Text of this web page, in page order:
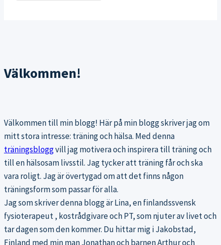
Välkommen!
Välkommen till min blogg! Här på min blogg skriver jag om
mitt stora intresse: träning och hälsa. Med denna
träningsbloggvill jag motivera och inspirera till träning och
till en hälsosam livsstil. Jag tycker att träning får och ska
vara roligt. Jag är övertygad om att det finns någon
träningsform som passar för alla.
Jag som skriver denna blogg är Lina, en finlandssvensk
fysioterapeut , kostrådgivare och PT, som njuter av livet och
tar dagen som den kommer. Du hittar mig i Jakobstad,
Finland med min man Jonathan och barnen Arthur och